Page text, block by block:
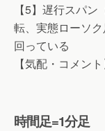
【5】遅行スパ
転、実態ローソ
回っている
【気配・コメン
時間足=1分足